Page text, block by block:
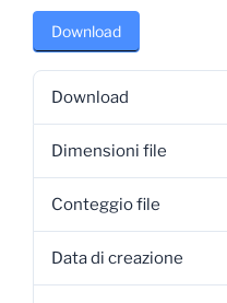
Download
Download
Dimensioni file
Conteggio file
Data di creazione